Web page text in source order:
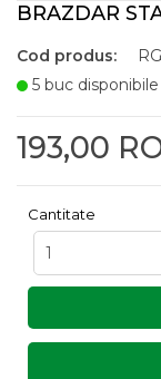
BRAZDAR
Cod produs:
5 buc
193,00
Cantitate